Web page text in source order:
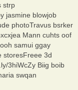
strp
jasmine blowjob
photoTravus bsrker
Mann cuhts oof
samui ggay
storesFreee 3d
3hiWcZy Biig boib
swqan